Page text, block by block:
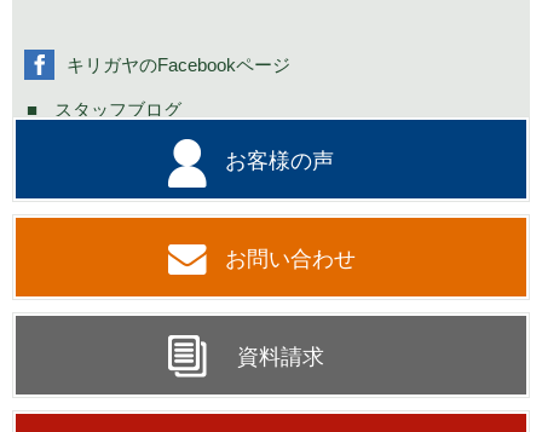
社長の不定期日記
スタッフブログ
お客様の声
お問い合わせ
資料請求
キリガヤのFacebookページ